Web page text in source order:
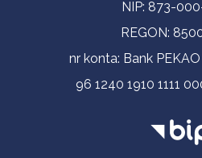
NIP: 873-
REGON:
nr konta: Bank
96 1240 1910 1111